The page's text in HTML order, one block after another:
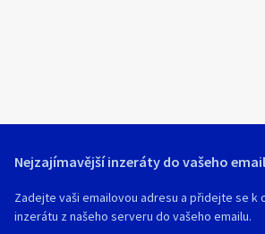
kvalitních vozů za
na www.aaaauto.cz.
210000 Kč.
Venturi
Pagani
Nejzajímavější inzeráty do vašeho
Zadejte vaši emailovou adresu a přidejte se k
inzerátu z našeho serveru do vašeho emailu.